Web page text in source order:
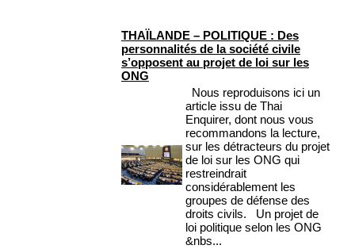
THAÏLANDE – POLITIQUE : Des
personnalités de la société civile
s’opposent au projet de loi sur les
ONG
Nous reproduisons ici un
article issu de Thai
Enquirer, dont nous vous
recommandons la lecture,
sur les détracteurs du projet
de loi sur les ONG qui
restreindrait
considérablement les
groupes de défense des
droits civils. Un projet de
loi politique selon les ONG
&nbs...